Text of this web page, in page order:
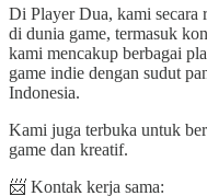
Di Player Dua, kami secara
di dunia game, termasuk
kami mencakup berbagai
game indie dengan sudut
Indonesia.
Kami juga terbuka untuk
game dan kreatif.
📨 Kontak kerja sama: